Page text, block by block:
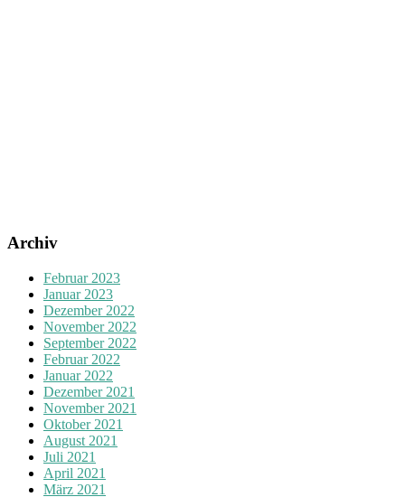
Archiv
Februar 2023
Januar 2023
Dezember 2022
November 2022
September 2022
Februar 2022
Januar 2022
Dezember 2021
November 2021
Oktober 2021
August 2021
Juli 2021
April 2021
März 2021